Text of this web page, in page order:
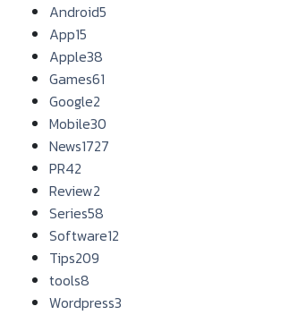
Android5
App15
Apple38
Games61
Google2
Mobile30
News1727
PR42
Review2
Series58
Software12
Tips209
tools8
Wordpress3